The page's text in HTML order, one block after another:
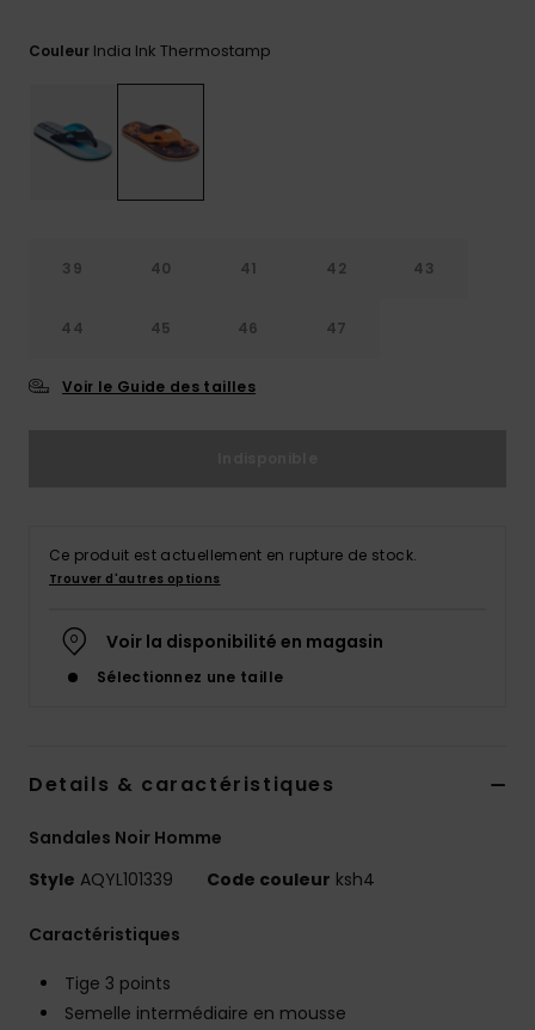
questions
formulaire
de
Couleur India Ink Thermostamp
39 40 41 42 43
44 45 46 47
Voir le Guide des tailles
Ce produit est actuellement en rupture de stock.
Trouver d'autres options
Voir la disponibilité en magasin
Sélectionnez une taille
Details & caractéristiques
Sandales Noir Homme
Style AQYL101339 Code couleur ksh4
Caractéristiques
Tige 3 points
Semelle intermédiaire en mousse